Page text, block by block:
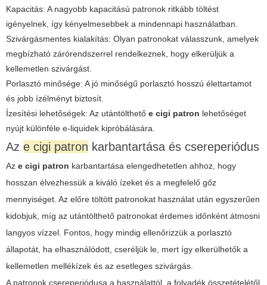
Kapacitás: A nagyobb kapacitású patronok ritkább töltést
igényelnek, így kényelmesebbek a mindennapi használatban.
Szivárgásmentes kialakítás: Olyan patronokat válasszunk, amelyek
megbízható zárórendszerrel rendelkeznek, hogy elkerüljük a
kellemetlen szivárgást.
Porlasztó minősége: A jó minőségű porlasztó hosszú élettartamot
és jobb ízélményt biztosít.
Ízesítési lehetőségek: Az utántölthető e cigi patron lehetőséget
nyújt különféle e-liquidek kipróbálására.
Az e cigi patron karbantartása és csereperiódus
Az e cigi patron karbantartása elengedhetetlen ahhoz, hogy
hosszan élvezhessük a kiváló ízeket és a megfelelő gőz
mennyiséget. Az előre töltött patronokat használat után egyszerűen
kidobjuk, míg az utántölthető patronokat érdemes időnként átmosni
langyos vízzel. Fontos, hogy mindig ellenőrizzük a porlasztó
állapotát, ha elhasználódott, cseréljük le, mert így elkerülhetők a
kellemetlen mellékízek és az esetleges szivárgás.
A patronok csereperiódusa a használattól, a folyadék összetételétől